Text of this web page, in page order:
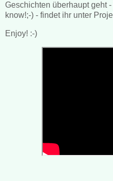
Geschichten überhaupt geht -
know!;-) - findet ihr unter
Enjoy! :-)